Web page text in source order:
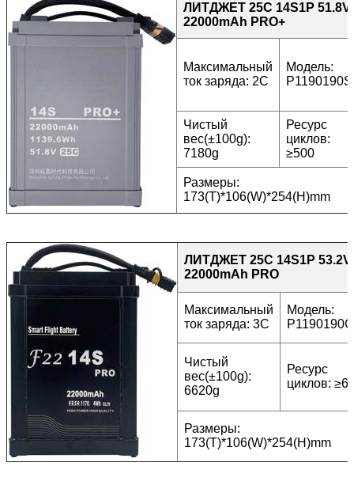
ЛИТДЖЕТ 25C 14S1P 51.8V
22000mAh PRO+
Максимальный
ток заряда: 2C
Модель:
Чистый
вес(±100g):
7180g
Ресурс
циклов:
≥500
Размеры:
173(T)*106(W)*254(H)mm
ЛИТДЖЕТ 25C 14S1P 53.2V
22000mAh PRO
Максимальный
ток заряда: 3C
Модель:
Чистый
вес(±100g):
6620g
Ресурс
циклов:
Размеры:
173(T)*106(W)*254(H)mm